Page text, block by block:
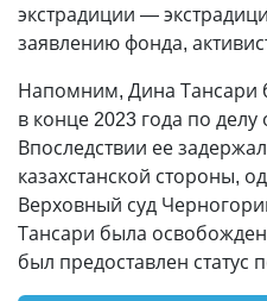
экстрадиции —
заявлению фонда,
Напомним, Дина Тансари
в конце 2023 года по
Впоследствии ее
казахстанской стороны,
Верховный суд
Тансари была
был предоставлен статус